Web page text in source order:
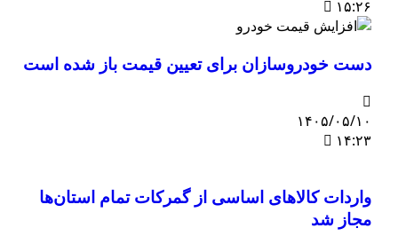
۱۵:۲۶
دست خودروسازان برای تعیین قیمت باز شده است
۱۴۰۵/۰۵/۱۰
۱۴:۲۳
واردات کالاهای اساسی از گمرکات تمام استان‌ها
مجاز شد